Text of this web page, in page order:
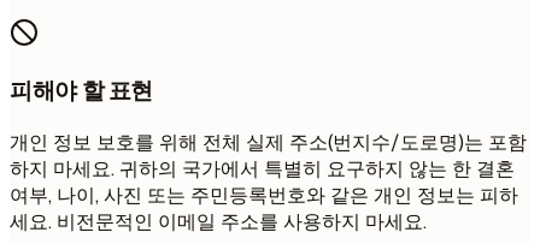
피해야 할 표현
개인 정보 보호를 위해 전체 실제 주소(번지수/도로명)는 포함
하지 마세요. 귀하의 국가에서 특별히 요구하지 않는 한 결혼
여부, 나이, 사진 또는 주민등록번호와 같은 개인 정보는 피하
세요. 비전문적인 이메일 주소를 사용하지 마세요.